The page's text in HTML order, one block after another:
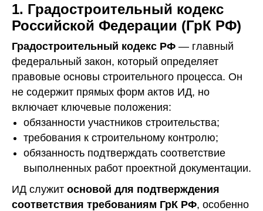
1. Градостроительный кодекс
Российской Федерации (ГрК РФ)
Градостроительный кодекс РФ — главный
федеральный закон, который определяет
правовые основы строительного процесса. Он
не содержит прямых форм актов ИД, но
включает ключевые положения:
обязанности участников строительства;
требования к строительному контролю;
обязанность подтверждать соответствие
выполненных работ проектной документации.
ИД служит основой для подтверждения
соответствия требованиям ГрК РФ, особенно